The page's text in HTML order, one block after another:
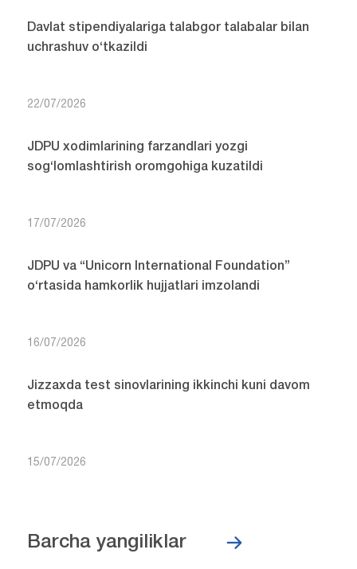
Davlat stipendiyalariga talabgor talabalar bilan
uchrashuv o‘tkazildi
22/07/2026
JDPU xodimlarining farzandlari yozgi
sog‘lomlashtirish oromgohiga kuzatildi
17/07/2026
JDPU va “Unicorn International Foundation”
o‘rtasida hamkorlik hujjatlari imzolandi
16/07/2026
Jizzaxda test sinovlarining ikkinchi kuni davom
etmoqda
15/07/2026
Barcha yangiliklar